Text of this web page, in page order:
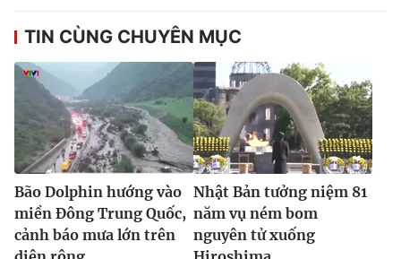
TIN CÙNG CHUYÊN MỤC
Bão Dolphin hướng vào
miền Đông Trung Quốc,
cảnh báo mưa lớn trên
Nhật Bản tưởng niệm 81
năm vụ ném bom
nguyên tử xuống